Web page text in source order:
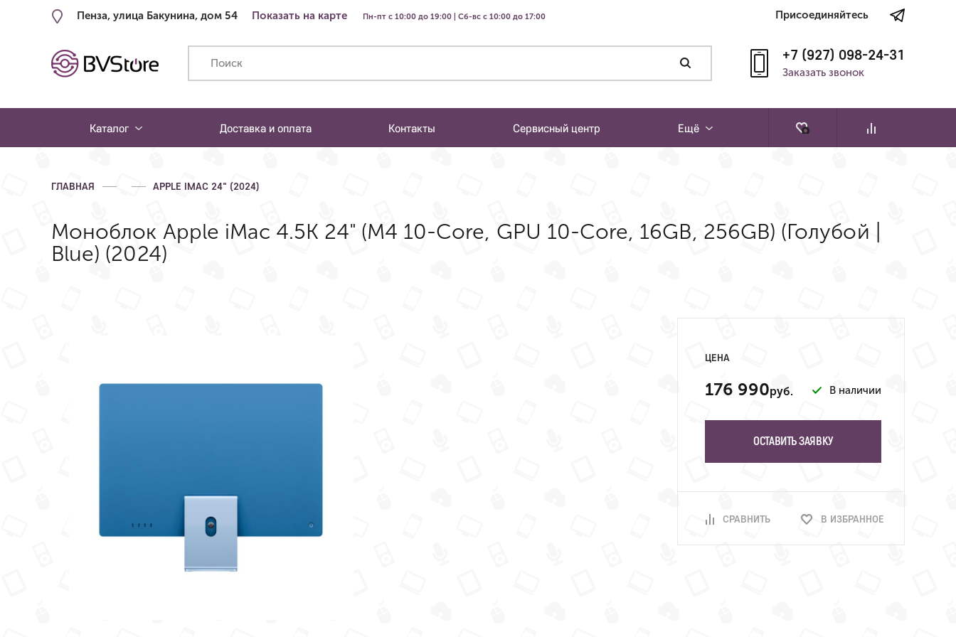
Пенза, улица Бакунина, дом 54 Показать на карте Пн-пт с 10:00 до 19:00 | Сб-вс с 10:00 до 17:00 Присоединяйтесь
+7 (927) 098-24-31
Заказать звонок
Каталог Доставка и оплата Контакты Сервисный центр Ещё
ГЛАВНАЯ APPLE IMAC 24" (2024)
Моноблок Apple iMac 4.5K 24" (M4 10-Core, GPU 10-Core, 16GB, 256GB) (Голубой |
Blue) (2024)
ЦЕНА
176 990руб. В наличии
ОСТАВИТЬ ЗАЯВКУ
СРАВНИТЬ В ИЗБРАННОЕ